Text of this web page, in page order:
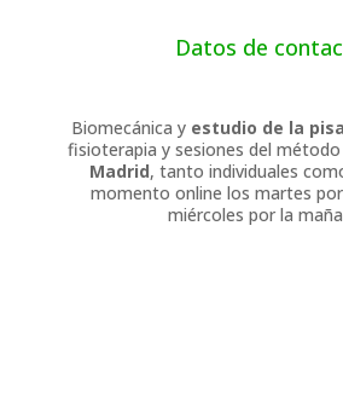
Datos de
Biomecánica y estudio de la
fisioterapia y sesiones del método
Madrid, tanto individuales
momento online los martes
miércoles por la